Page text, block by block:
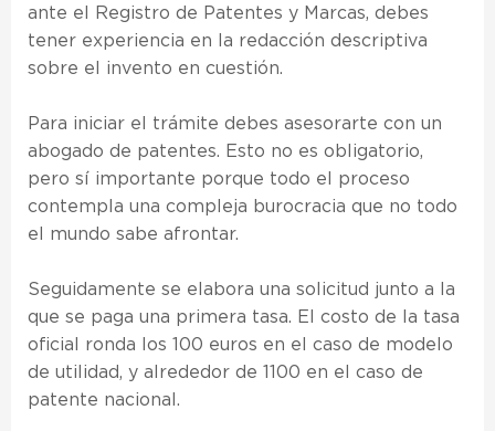
ante el Registro de Patentes y Marcas, debes
tener experiencia en la redacción descriptiva
sobre el invento en cuestión.
Para iniciar el trámite debes asesorarte con un
abogado de patentes. Esto no es obligatorio,
pero sí importante porque todo el proceso
contempla una compleja burocracia que no todo
el mundo sabe afrontar.
Seguidamente se elabora una solicitud junto a la
que se paga una primera tasa. El costo de la tasa
oficial ronda los 100 euros en el caso de modelo
de utilidad, y alrededor de 1100 en el caso de
patente nacional.